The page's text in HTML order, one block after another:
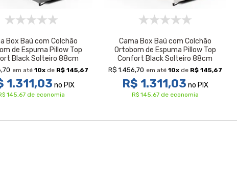
Box Baú com Colchão
de Espuma Pillow Top
Black Solteiro 88cm
em até 10xde R$ 145,67
1.311,03 no PIX
145,67 de economia
Cama Box Baú com Colchão
Ortobom de Espuma Pillow Top
Confort Black Solteiro 88cm
R$ 1.456,70 em até 10xde R$ 145,67
R$ 1.311,03 no PIX
R$ 145,67 de economia